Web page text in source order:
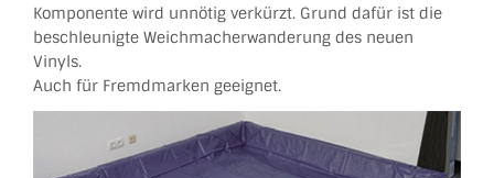
Komponente wird unnötig verkürzt. Grund dafür ist die
beschleunigte Weichmacherwanderung des neuen
Vinyls.
Auch für Fremdmarken geeignet.